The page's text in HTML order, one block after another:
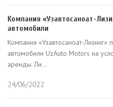
Компания «Узавтосаноат-
автомобили
Компания «Узавтосаноат-Лизинг»
автомобили UzAuto Motors на
аренды. Ли...
24/06/2022